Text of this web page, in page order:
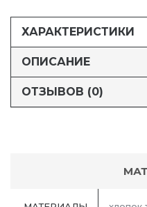
ХАРАКТЕРИСТИКИ
ОПИСАНИЕ
ОТЗЫВОВ (0)